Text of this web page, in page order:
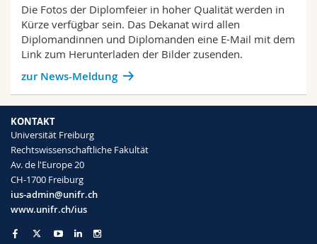
Die Fotos der Diplomfeier in hoher Qualität werden in
Kürze verfügbar sein. Das Dekanat wird allen
Diplomandinnen und Diplomanden eine E-Mail mit dem
Link zum Herunterladen der Bilder zusenden.
zur News-Meldung
KONTAKT
Universität Freiburg
Rechtswissenschaftliche Fakultät
Av. de l'Europe 20
CH-1700 Freiburg
ius-admin@unifr.ch
www.unifr.ch/ius